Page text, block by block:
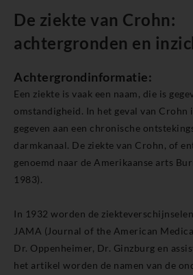
De ziekte van Crohn:
achtergronden en
Achtergrondinformatie:
Een ziekte is vaak een naam, die is
omstandigheid. In het geval van Crohn
gegeven aan een chronische
darmkanaal. De ziekte van Crohn, of
genoemd naar de Amerikaanse arts
1983).
In 1932 worden de
JAMA (Journal of the American
Dr. Oppenheimer, Dr. Ginzburg en
het artikel worden de namen van de